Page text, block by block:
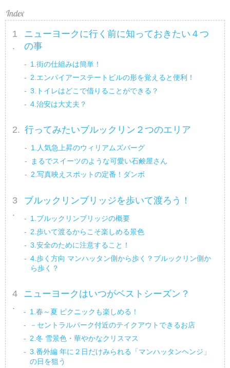
ニューヨークに行く前に知っておきたい４つ
の事
1.街の仕組みは簡単！
2.エンパイアーステートビルの形を覚えると便利！
3.トイレはどこで借りることができる？
4.治安は大丈夫？
行ってみたいブルックリン２つのエリア
1.人気急上昇のウィリアムズバーグ
まるでスイーツのような可愛い石鹸屋さん
2.写真映えスポットの定番！ダンボ
ブルックリンブリッジを歩いて渡ろう！
1.ブルックリンブリッジの概要
2.歩いて渡るからこそ楽しめる景色
3.安全のために注意すること！
4.歩く方向 マンハッタン側から歩く？ブルックリン側か
ら歩く？
ニューヨークはいつがベストシーズン？
1.春～夏 ピクニックも楽しめる！
－セントラルパーク付近のテイクアウトできるお店
2.冬 雪景色・華やかなクリスマス
3.番外編 年に２日だけみられる「マンハッタンヘンジ」
の日を狙う